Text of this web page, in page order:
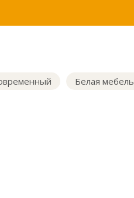
Белая мебель